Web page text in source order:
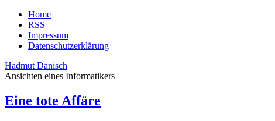
Home
RSS
Impressum
Datenschutzerklärung
Hadmut Danisch
Ansichten eines Informatikers
Eine tote Affäre